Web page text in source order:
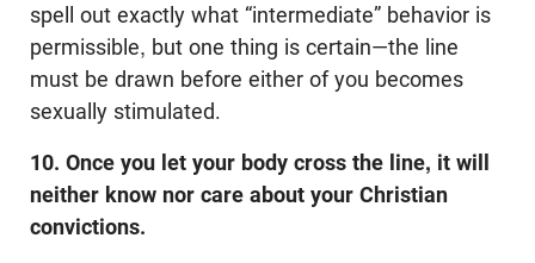
spell out exactly what “intermediate” behavior is
permissible, but one thing is certain—the line
must be drawn before either of you becomes
sexually stimulated.
10. Once you let your body cross the line, it will
neither know nor care about your Christian
convictions.